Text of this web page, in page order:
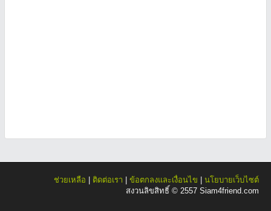
ช่วยเหลือ ติดต่อเรา ข้อตกลงและเงื่อนไข
นโยบายเว็บไซต์
สงวนลิขสิทธิ์ © 2557 Siam4friend.com